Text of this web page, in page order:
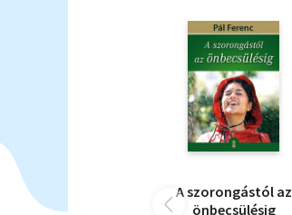
A szorongástól az
önbecsülésig